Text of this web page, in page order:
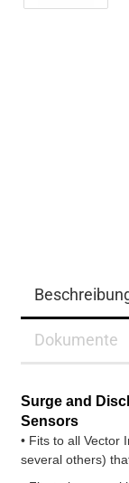
Dokumente
Surge and
Sensors
• Fits to all Vector
several others)